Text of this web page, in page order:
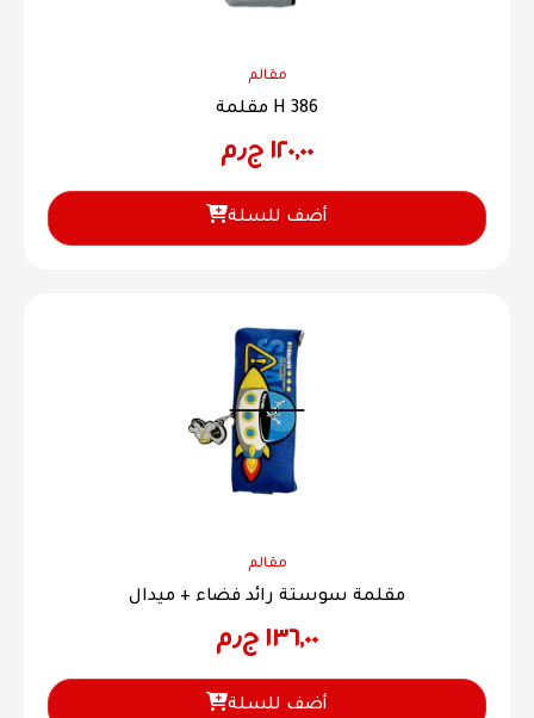
مقالم
مقلمة H 386
١٢٠,٠٠ ج٫م
أضف للسلة
مقالم
مقلمة سوستة رائد فضاء + ميدال
١٣٦,٠٠ ج٫م
أضف للسلة